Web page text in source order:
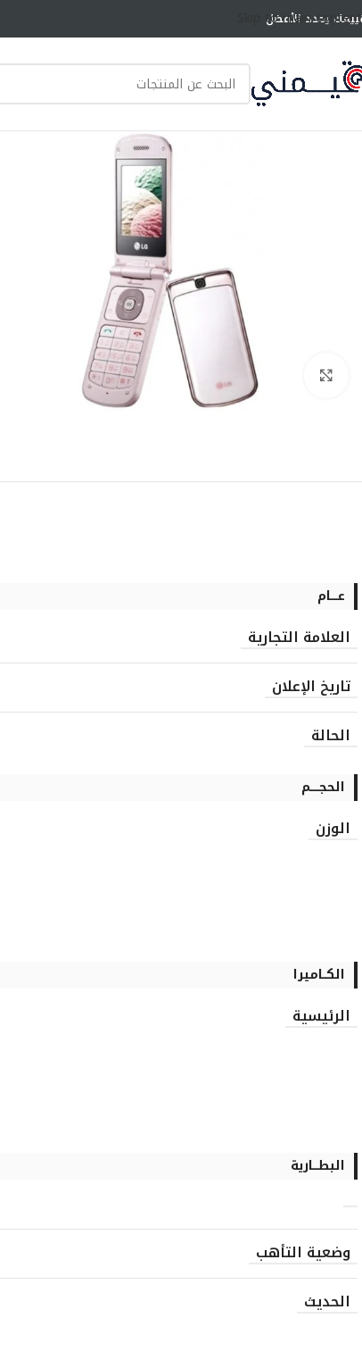
Skip to main content
يحدد الأفضل
انقر للتكبير
عــــام
العلامة التجارية
تاريخ الإعلان
الحالة
الحجـــــم
الوزن
الكــاميرا
الرئيسية
البطـــارية
وضعية التأهب
الحديث